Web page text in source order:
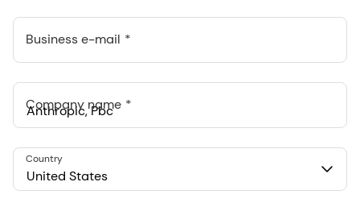
Business e-mail
Company name
548 Market St Pmb 90375, San Francisco, California, US
United States
Country